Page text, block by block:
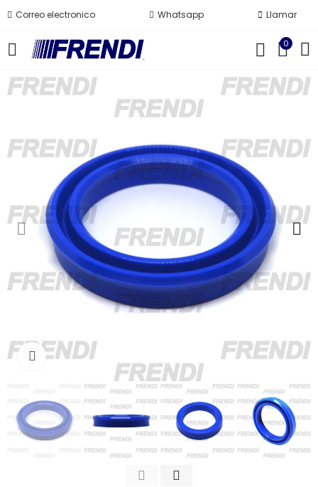
Correo electronico Whatsapp Llamar
0
Click para agrandar